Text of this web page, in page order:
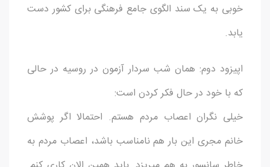
خوبی به یک سند الگوی جامع فرهنگی برای کشور دست
یابد.
اپیزود دوم: همان شب سردار آزمون در روسیه در حالی
که با خود در حال فکر کردن است:
خیلی نگران اعصاب مردم هستم. احتمالا اگر پوشش
خانم مجری این بار هم نامناسب باشد، اعصاب مردم به